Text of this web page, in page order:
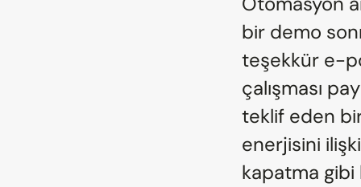
bir demo
teşekkür e-
çalışması
teklif eden bir
enerjisini
kapatma